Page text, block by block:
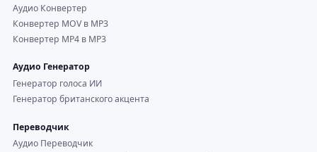
Аудио Конвертер
Конвертер MOV в MP3
Конвертер MP4 в MP3
Аудио Генератор
Генератор голоса ИИ
Генератор британского акцента
Переводчик
Аудио Переводчик